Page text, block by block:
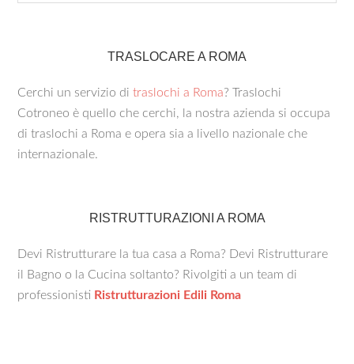
TRASLOCARE A ROMA
Cerchi un servizio ditraslochi a Roma? Traslochi
Cotroneo è quello che cerchi, la nostra azienda si occupa
di traslochi a Roma e opera sia a livello nazionale che
internazionale.
RISTRUTTURAZIONI A ROMA
Devi Ristrutturare la tua casa a Roma? Devi Ristrutturare
il Bagno o la Cucina soltanto? Rivolgiti a un team di
professionisti Ristrutturazioni Edili Roma